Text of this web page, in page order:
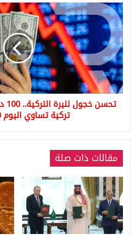
تحسن
خجول
لليرة
التركية..
100
دولار
و
100
يورو
كم
تساوي
30
نوفمبر
تركية تساوي اليوم 30 نوفمبر
مقالات ذات صلة